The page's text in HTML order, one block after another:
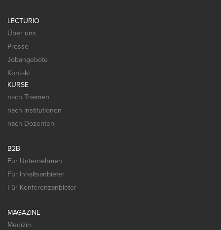
LECTURIO
Über uns
Presse
Jobangebote
Kontakt
KURSE
nach Themen
nach Institutionen
nach Dozenten
B2B
Für Unternehmen
Für Inhaltsanbieter
Für Konferenzanbieter
MAGAZINE
Medizin